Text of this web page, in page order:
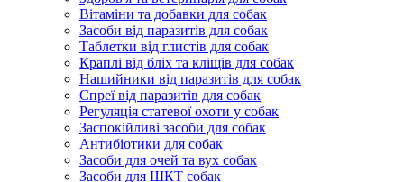
Вітаміни та добавки для собак
Засоби від паразитів для собак
Таблетки від глистів для собак
Краплі від бліх та кліщів для собак
Нашийники від паразитів для собак
Спреї від паразитів для собак
Регуляція статевої охоти у собак
Заспокійливі засоби для собак
Антибіотики для собак
Засоби для очей та вух собак
Засоби для ШКТ собак